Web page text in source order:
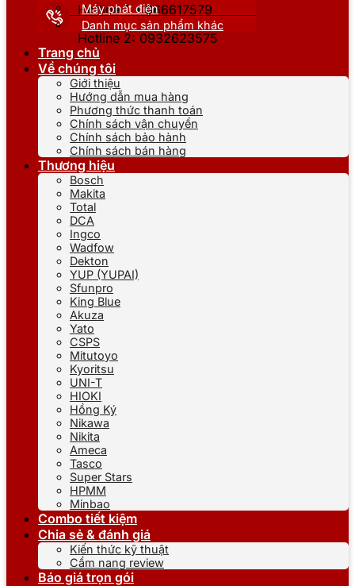
Hotline 1: 0866617579
Hotline 2: 0932623575
Máy phát điện
Danh mục sản phẩm khác
Trang chủ
Về chúng tôi
Giới thiệu
Hướng dẫn mua hàng
Phương thức thanh toán
Chính sách vận chuyển
Chính sách bảo hành
Chính sách bán hàng
Thương hiệu
Bosch
Makita
Total
DCA
Ingco
Wadfow
Dekton
YUP (YUPAI)
Sfunpro
King Blue
Akuza
Yato
CSPS
Mitutoyo
Kyoritsu
UNI-T
HIOKI
Hồng Ký
Nikawa
Nikita
Ameca
Tasco
Super Stars
HPMM
Minbao
Combo tiết kiệm
Chia sẻ & đánh giá
Kiến thức kỹ thuật
Cẩm nang review
Báo giá trọn gói